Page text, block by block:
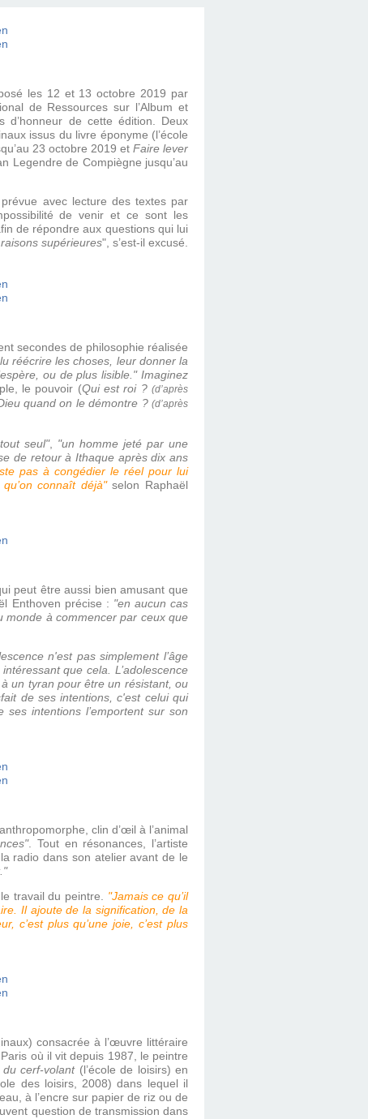
les 12 et 13 octobre 2019 par
de Ressources sur l’Album et
d’honneur de cette édition. Deux
issus du livre éponyme (l’école
23 octobre 2019 etFaire lever
Legendre de Compiègne jusqu’au
avec lecture des textes par
de venir et ce sont les
de répondre aux questions qui lui
supérieures", s’est-il excusé.
secondes de philosophie réalisée
réécrire les choses, leur donner la
ou de plus lisible." Imaginez
le pouvoir (Qui est roi ?(d’après
quand on le démontre ? (d’après
seul", "un homme jeté par une
de retour à Ithaque après dix ans
pas à congédier le réel pour lui
connaît déjà"selon Raphaël
peut être aussi bien amusant que
Enthoven précise : "en aucun cas
monde à commencer par ceux que
n'est pas simplement l’âge
que cela. L’adolescence
un tyran pour être un résistant, ou
de ses intentions, c'est celui qui
intentions l’emportent sur son
clin d’œil à l’animal
. Tout en résonances, l’artiste
radio dans son atelier avant de le
travail du peintre. "Jamais ce qu’il
Il ajoute de la signification, de la
c’est plus qu’une joie, c’est plus
consacrée à l’œuvre littéraire
où il vit depuis 1987, le peintre
cerf-volant(l’école de loisirs) en
des loisirs, 2008) dans lequel il
à l’encre sur papier de riz ou de
question de transmission dans